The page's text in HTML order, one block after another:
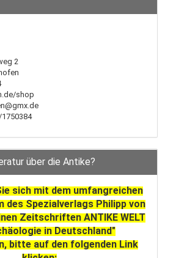
2
shop
über die Antike?
sich mit dem umfangreichen
des Spezialverlags Philipp von
Zeitschriften ANTIKE WELT
in Deutschland"
bitte auf den folgenden Link